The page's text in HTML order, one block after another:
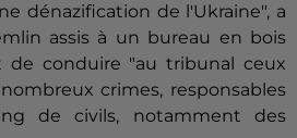
dénazification de l'Ukraine", a
assis à un bureau en bois
de conduire "au tribunal ceux
crimes, responsables
de civils, notamment des